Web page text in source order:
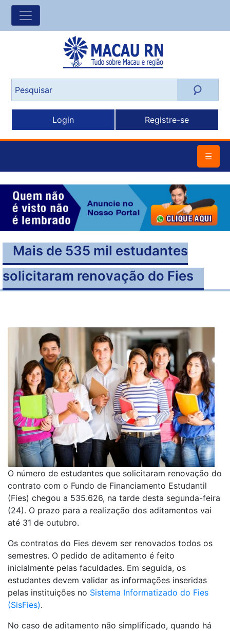
Login Registre-se
☰
Mais de 535 mil estudantes
solicitaram renovação do Fies
O número de estudantes que solicitaram renovação do
contrato com o Fundo de Financiamento Estudantil
(Fies) chegou a 535.626, na tarde desta segunda-feira
(24). O prazo para a realização dos aditamentos vai
até 31 de outubro.
Os contratos do Fies devem ser renovados todos os
semestres. O pedido de aditamento é feito
inicialmente pelas faculdades. Em seguida, os
estudantes devem validar as informações inseridas
pelas instituições no Sistema Informatizado do Fies
(SisFies).
No caso de aditamento não simplificado, quando há